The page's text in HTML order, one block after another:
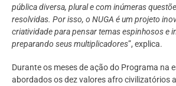
pública diversa, plural e com inúmeras
resolvidas. Por isso, o NUGA é um projeto
criatividade para pensar temas espinhosos e
preparando seus multiplicadores”, explica.
Durante os meses de ação do Programa na
abordados os dez valores afro civilizatórios